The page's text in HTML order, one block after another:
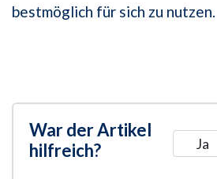
bestmöglich für sich zu nutzen.
War der Artikel
hilfreich?
Ja